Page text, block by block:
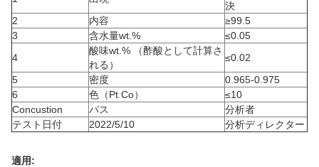
決
2
内容
≥99.5
3
含水量wt.%
≤0.05
4
酸味wt.% （酢酸として計算さ
れる）
≤0.02
5
密度
0.965-0.975
6
色（Pt Co）
≤10
Concustion
パス
分析者
テスト日付
2022/5/10 分析ディレクター
適用: